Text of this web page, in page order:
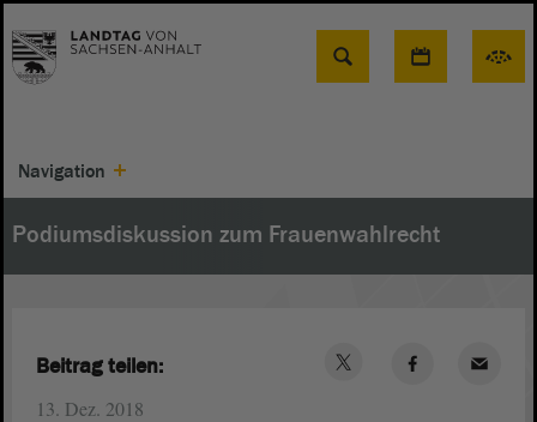
Suche
Navigation
Podiumsdiskussion zum Frauenwahlrecht
13. Dez. 2018
Beitrag teilen: